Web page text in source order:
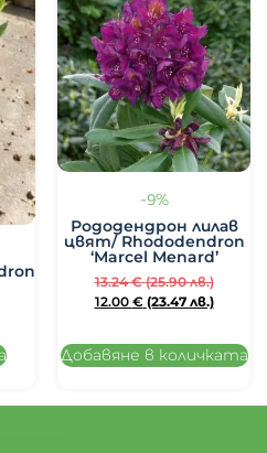
-9%
Рододендрон лилав
цвят/ Rhododendron
‘Marcel Menard’
13.24€ (25.90 лв.)
12.00 € (23.47 лв.)
Добавяне в количката